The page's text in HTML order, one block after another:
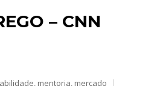
– CNN
, mentoria, mercado